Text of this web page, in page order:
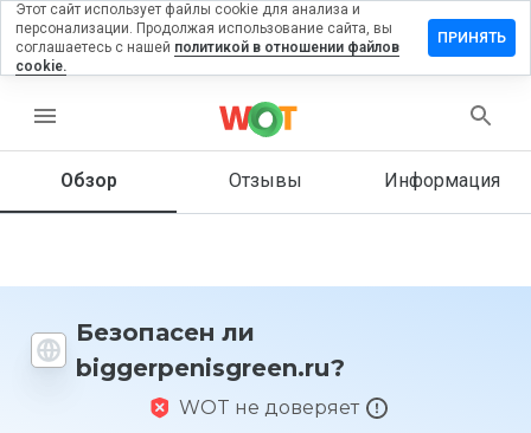
menu
Обзор Отзывы Информация
Безопасен ли
biggerpenisgreen.ru?
WOT не доверяет
отзыв
Как бы
этот
1 до 5?
Этот сайт использует файлы cookie для анализа и
персонализации. Продолжая использование сайта, вы
соглашаетесь с нашей политикой в отношении файлов
cookie.
ПРИНЯТЬ